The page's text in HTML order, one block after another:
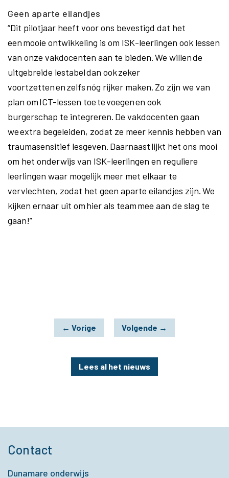
Geen aparte eilandjes
“Dit pilotjaar heeft voor ons bevestigd dat het
een mooie ontwikkeling is om ISK-leerlingen ook lessen
van onze vakdocenten aan te bieden. We willen de
uitgebreide lestabel dan ook zeker
voortzetten en zelfs nóg rijker maken. Zo zijn we van
plan om ICT-lessen toe te voegen en ook
burgerschap te integreren. De vakdocenten gaan
we extra begeleiden, zodat ze meer kennis hebben van
traumasensitief lesgeven. Daarnaast lijkt het ons mooi
om het onderwijs van ISK-leerlingen en reguliere
leerlingen waar mogelijk meer met elkaar te
vervlechten, zodat het geen aparte eilandjes zijn. We
kijken ernaar uit om hier als team mee aan de slag te
gaan!”
← Vorige Volgende →
Lees al het nieuws
Contact
Dunamare onderwijs